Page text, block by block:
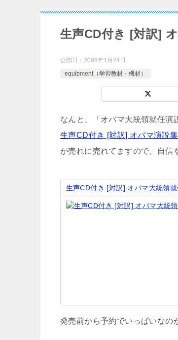
生声CD付き [対訳]
公開日： 2009年1月24日
equipment（学習教材・機材）
なんと、「オバマ大統領就任演
生声CD付き [対訳] オバマ演説集
が売れに売れてますので、自信
生声CD付き [対訳] オバマ大統領就
発売前から予約でいっぱいなの